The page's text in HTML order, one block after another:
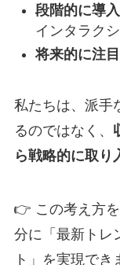
段階的に導
インタラク
将来的に注
私たちは、派手
るのではなく、
ら戦略的に取り
👉 この考え方
分に「最新トレ
ト」を実現でき